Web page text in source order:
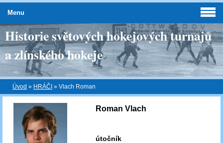
Historie světových hokejových turnajů
a zlínského hokeje
Úvod » HRÁČI » Vlach Roman
Roman Vlach
útočník
Menu